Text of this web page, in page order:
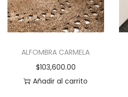
p
l
e
a
d
u
t
o
t
ALFOMBRA CARMELA
$103,600.00
Añadir al carrito